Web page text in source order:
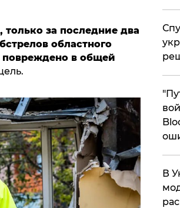
за последние два
областного
в общей
В